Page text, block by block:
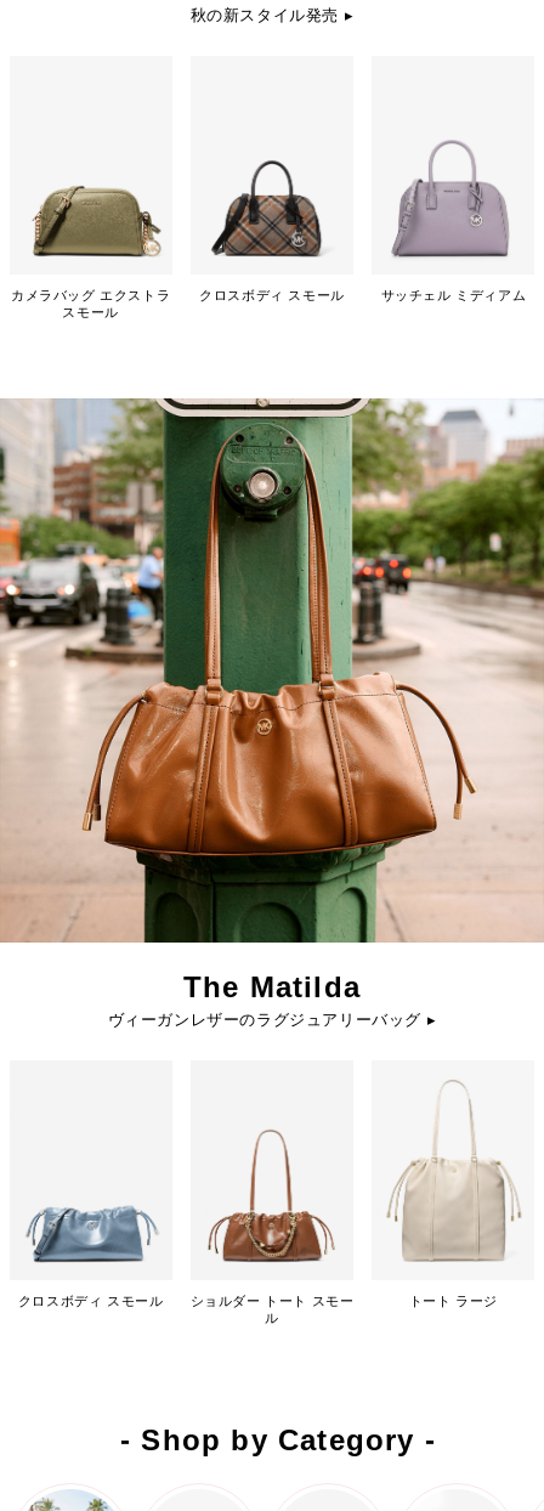
秋の新スタイル発売 ▸
カメラバッグ エクストラ
スモール
クロスボディ スモール サッチェル ミディアム
The Matilda
ヴィーガンレザーのラグジュアリーバッグ ▸
クロスボディ スモール
ショルダー トート スモー
ル
トート ラージ
- Shop by Category -